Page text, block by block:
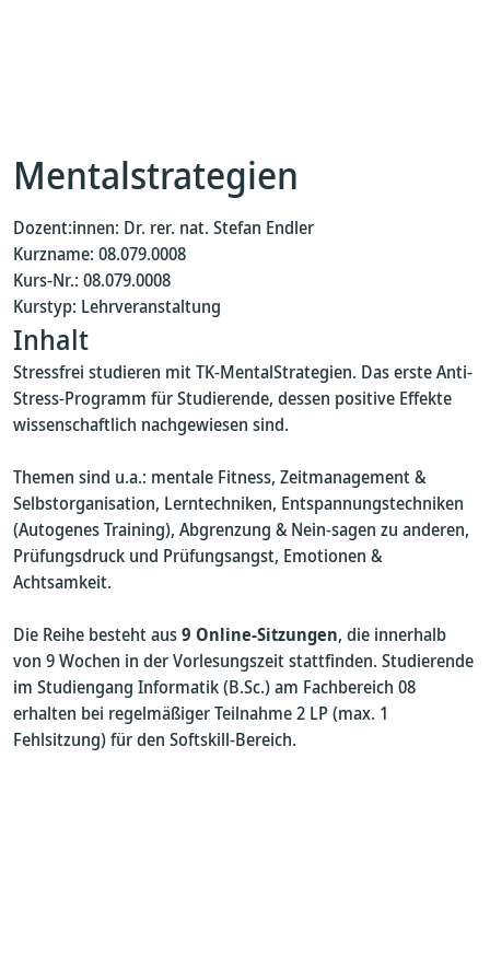
Mentalstrategien
Dozent:innen: Dr. rer. nat. Stefan Endler
Kurzname: 08.079.0008
Kurs-Nr.: 08.079.0008
Kurstyp: Lehrveranstaltung
Inhalt
Stressfrei studieren mit TK-MentalStrategien. Das erste Anti-
Stress-Programm für Studierende, dessen positive Effekte
wissenschaftlich nachgewiesen sind.
Themen sind u.a.: mentale Fitness, Zeitmanagement &
Selbstorganisation, Lerntechniken, Entspannungstechniken
(Autogenes Training), Abgrenzung & Nein-sagen zu anderen,
Prüfungsdruck und Prüfungsangst, Emotionen &
Achtsamkeit.
Die Reihe besteht aus9 Online-Sitzungen, die innerhalb
von 9 Wochen in der Vorlesungszeit stattfinden. Studierende
im Studiengang Informatik (B.Sc.) am Fachbereich 08
erhalten bei regelmäßiger Teilnahme 2 LP (max. 1
Fehlsitzung) für den Softskill-Bereich.